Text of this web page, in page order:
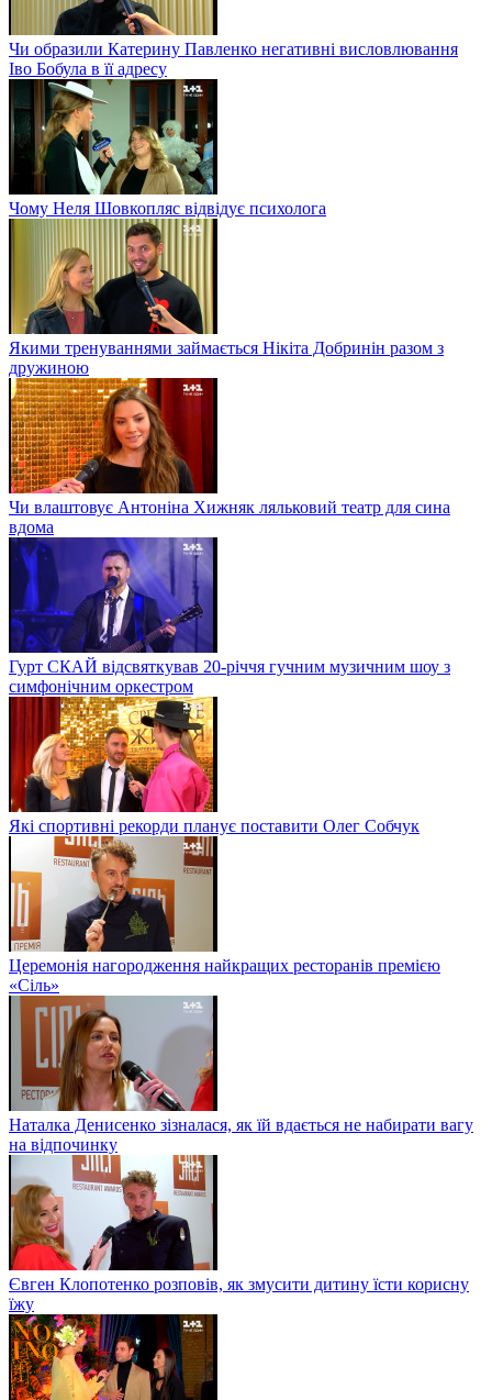
Чи образили Катерину Павленко негативні висловлювання
Іво Бобула в її адресу
Чому Неля Шовкопляс відвідує психолога
Якими тренуваннями займається Нікіта Добринін разом з
дружиною
Чи влаштовує Антоніна Хижняк ляльковий театр для сина
вдома
Гурт СКАЙ відсвяткував 20-річчя гучним музичним шоу з
симфонічним оркестром
Які спортивні рекорди планує поставити Олег Собчук
Церемонія нагородження найкращих ресторанів премією
«Сіль»
Наталка Денисенко зізналася, як їй вдається не набирати вагу
на відпочинку
Євген Клопотенко розповів, як змусити дитину їсти корисну
їжу